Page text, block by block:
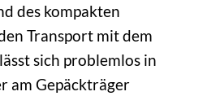
des kompakten
Transport mit dem
sich problemlos in
am Gepäckträger